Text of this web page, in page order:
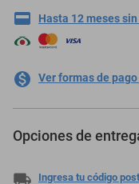
Hasta 12 meses
Ver formas de
Opciones de
Ingresa tu código